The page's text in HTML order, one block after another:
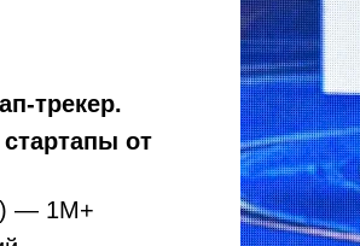
трекер.
от
— 1M+